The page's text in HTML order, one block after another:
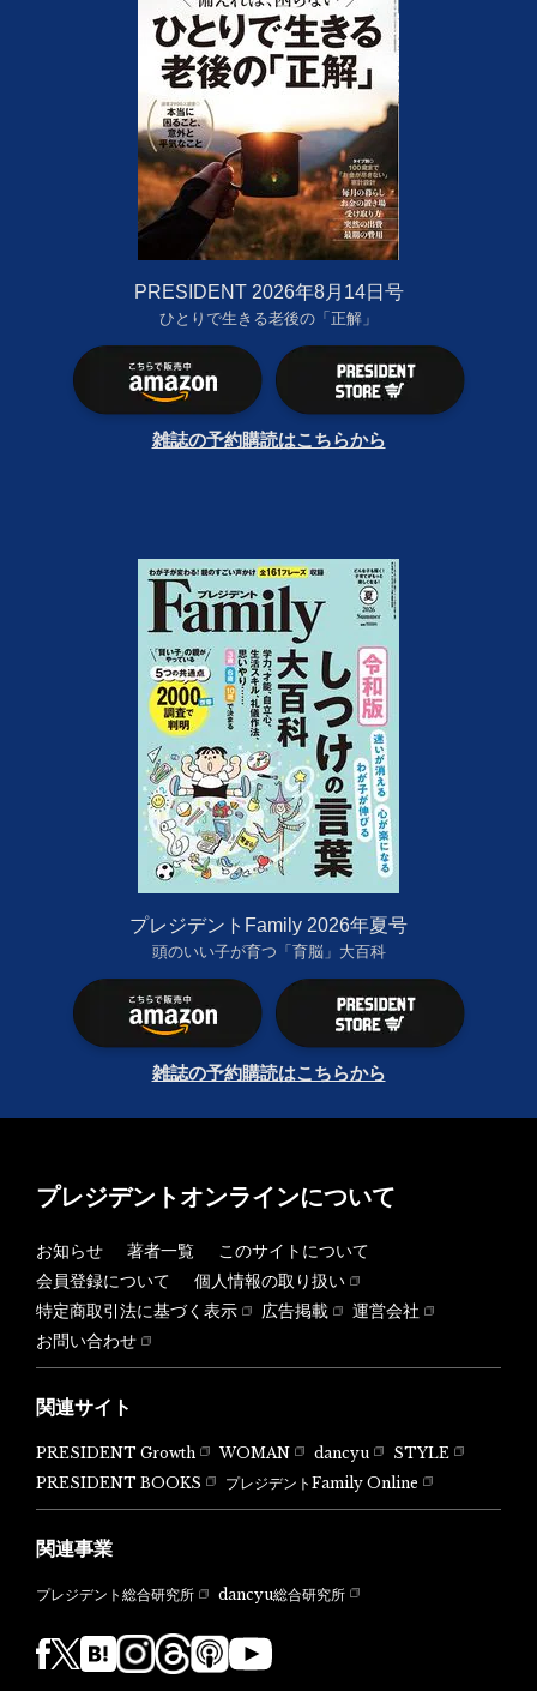
PRESIDENT 2026年8月14日号
ひとりで生きる老後の「正解」
雑誌の予約購読はこちらから
プレジデントFamily 2026年夏号
頭のいい子が育つ「育脳」大百科
雑誌の予約購読はこちらから
プレジデントオンラインについて
お知らせ 著者一覧
このサイトについて
会員登録について
個人情報の取り扱い
特定商取引法に基づく表示
広告掲載
運営会社
お問い合わせ
関連サイト
PRESIDENT Growth WOMAN dancyu
STYLE
PRESIDENT BOOKS
プレジデントFamily Online
関連事業
プレジデント総合研究所 dancyu総合研究所